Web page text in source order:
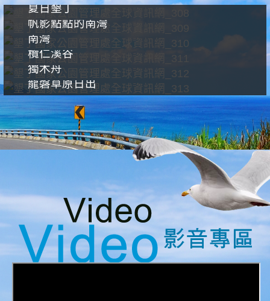
夏日墾丁
帆影點點的南灣
南灣
欖仁溪谷
獨木舟
龍磐草原日出